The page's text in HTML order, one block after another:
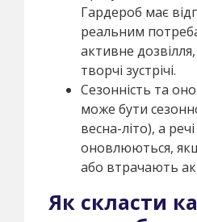
Гардероб має
реальним
активне
творчі зустрічі.
Сезонність та
може бути
весна-літо), а
оновлюються,
або втрачають
Як скласти